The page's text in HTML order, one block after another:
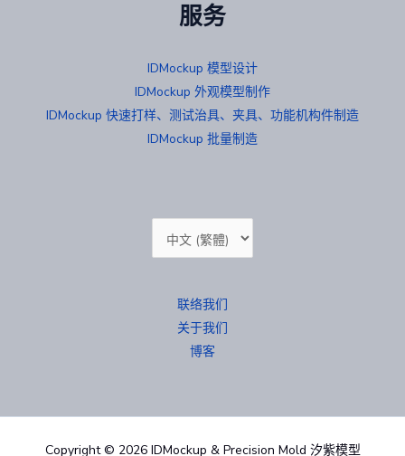
服务
IDMockup 模型设计
IDMockup 外观模型制作
IDMockup 快速打样、测试治具、夹具、功能机构件制造
IDMockup 批量制造
择
联络我们
关于我们
博客
Copyright © 2026 IDMockup & Precision Mold 汐紫模型